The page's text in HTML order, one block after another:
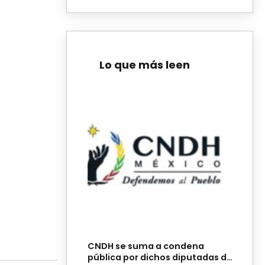
Lo que más leen
CNDH se suma a condena
pública por dichos diputadas de